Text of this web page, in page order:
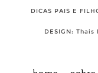
DICAS PAIS E
DESIGN: Thais